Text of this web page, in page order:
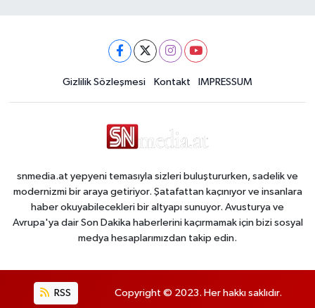
Gizlilik Sözleşmesi Kontakt IMPRESSUM
snmedia.at yepyeni temasıyla sizleri buluştururken, sadelik ve
modernizmi bir araya getiriyor. Şatafattan kaçınıyor ve insanlara
haber okuyabilecekleri bir altyapı sunuyor. Avusturya ve
Avrupa'ya dair Son Dakika haberlerini kaçırmamak için bizi sosyal
medya hesaplarımızdan takip edin.
RSS Copyright © 2023. Her hakkı saklıdır.